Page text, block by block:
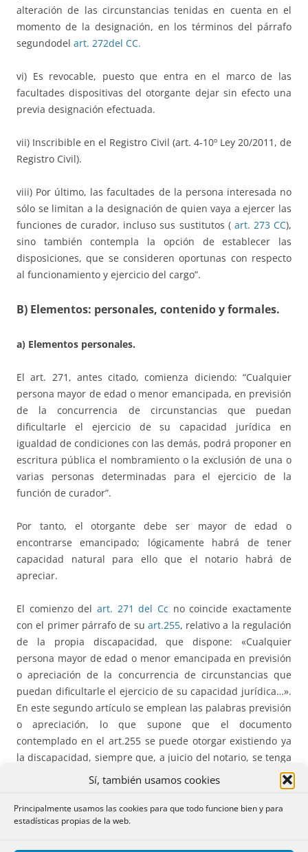
Sí, también usamos cookies
Principalmente usamos las cookies para que todo funcione bien y para
estadísticas propias de la web.
alteración de las circunstancias tenidas en cuenta en el
momento de la designación, en los términos del párrafo
segundodel art. 272del CC.
vi) Es revocable, puesto que entra en el marco de las
facultades dispositivas del otorgante dejar sin efecto una
previa designación efectuada.
vii) Inscribible en el Registro Civil (art. 4-10º Ley 20/2011, de
Registro Civil).
viii) Por último, las facultades de la persona interesada no
sólo se limitan a la designación de quien vaya a ejercer las
funciones de curador, incluso sus sustitutos ( art. 273 CC),
sino también contempla la opción de establecer las
disposiciones, que se consideren oportunas con respecto
al funcionamiento y ejercicio del cargo”.
B) Elementos: personales, contenido y formales.
a) Elementos personales.
El art. 271, antes citado, comienza diciendo: “Cualquier
persona mayor de edad o menor emancipada, en previsión
de la concurrencia de circunstancias que puedan
dificultarle el ejercicio de su capacidad jurídica en
igualdad de condiciones con las demás, podrá proponer en
escritura pública el nombramiento o la exclusión de una o
varias personas determinadas para el ejercicio de la
función de curador”.
Por tanto, el otorgante debe ser mayor de edad o
encontrarse emancipado; lógicamente habrá de tener
capacidad natural para ello que el notario habrá de
apreciar.
El comienzo del art. 271 del Cc no coincide exactamente
con el primer párrafo de su art.255, relativo a la regulación
de la propia discapacidad, que dispone: «Cualquier
persona mayor de edad o menor emancipada en previsión
o apreciación de la concurrencia de circunstancias que
puedan dificultarle el ejercicio de su capacidad jurídica…».
En este segundo artículo se emplean las palabras previsión
o apreciación, lo que supone que el documento
contemplado en el art.255 se puede otorgar existiendo ya
la discapacidad, siempre que, a juicio del notario, se tenga
capacidad natural o discernimiento para ello.
Como decimos, en el art.271 no se emplea la palabra
apreciación, solamente la de previsión. Esta palabra deriva